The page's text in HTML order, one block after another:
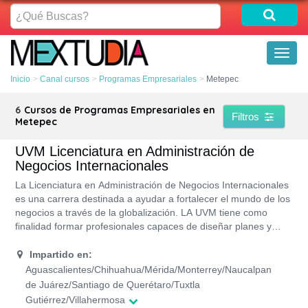
¿Qué
Buscas?
Inicio Canal cursos Programas Empresariales Metepec
6 Cursos de Programas Empresariales en
Metepec
Filtros
UVM Licenciatura en Administración de
Negocios Internacionales
La Licenciatura en Administración de Negocios Internacionales
es una carrera destinada a ayudar a fortalecer el mundo de los
negocios a través de la globalización. LA UVM tiene como
finalidad formar profesionales capaces de diseñar planes y
internacionalización de los negocios, empresas u
organizaciones. Esta universidad imparte esta carrera de forma
presencial en más de 20 campus. El plan de estudio está
compuesto por 9 semestres.
Impartido en:
Aguascalientes/Chihuahua/Mérida/Monterrey/Naucalpan
de Juárez/Santiago de Querétaro/Tuxtla
Gutiérrez/Villahermosa